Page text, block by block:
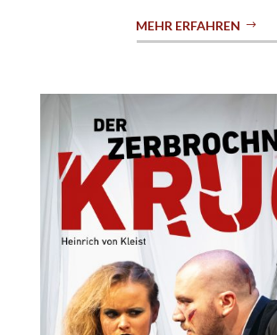
MEHR ERFAHREN